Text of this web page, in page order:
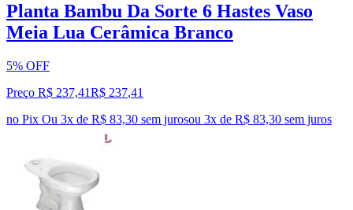
Planta Bambu Da Sorte 6 Hastes Vaso
Meia Lua Cerâmica Branco
5% OFF
Preço R$ 237,41R$ 237,41
no Pix Ou 3x de R$ 83,30 sem jurosou 3x de R$ 83,30 sem juros